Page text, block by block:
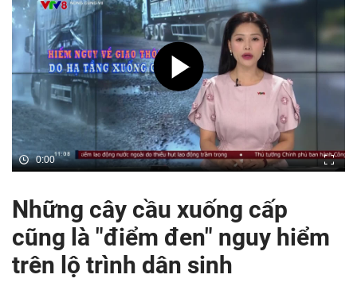
0:00
Những cây cầu xuống cấp
cũng là "điểm đen" nguy hiểm
trên lộ trình dân sinh